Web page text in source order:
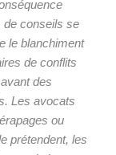
de conseils se
le blanchiment
de conflits
des
Les avocats
ou
prétendent, les